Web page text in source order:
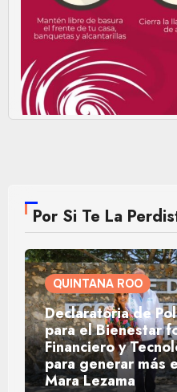
Por Si Te La
QUINTANA ROO
Declaratoria de
para el Bienestar
Financiero y
para generar más
Mara Lezama